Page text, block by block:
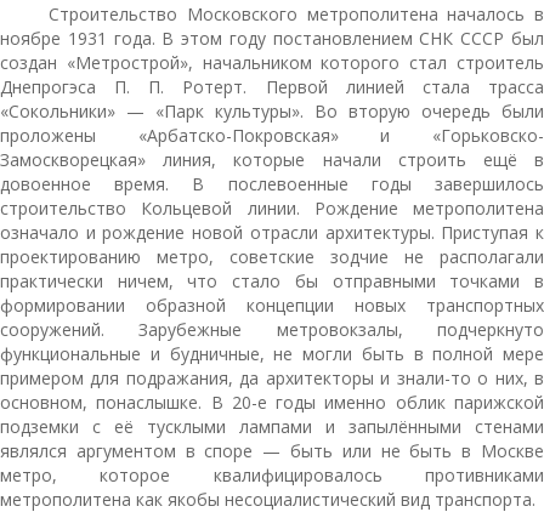
Строительство Московского метрополитена началось в
ноябре 1931 года. В этом году постановлением СНК СССР был
создан «Метрострой», начальником которого стал строитель
Днепрогэса П. П. Ротерт. Первой линией стала трасса
«Сокольники» — «Парк культуры». Во вторую очередь были
проложены «Арбатско-Покровская» и «Горьковско-
Замоскворецкая» линия, которые начали строить ещё в
довоенное время. В послевоенные годы завершилось
строительство Кольцевой линии. Рождение метрополитена
означало и рождение новой отрасли архитектуры. Приступая к
проектированию метро, советские зодчие не располагали
практически ничем, что стало бы отправными точками в
формировании образной концепции новых транспортных
сооружений. Зарубежные метровокзалы, подчеркнуто
функциональные и будничные, не могли быть в полной мере
примером для подражания, да архитекторы и знали-то о них, в
основном, понаслышке. В 20-е годы именно облик парижской
подземки с её тусклыми лампами и запылёнными стенами
являлся аргументом в споре — быть или не быть в Москве
метро, которое квалифицировалось противниками
метрополитена как якобы несоциалистический вид транспорта.